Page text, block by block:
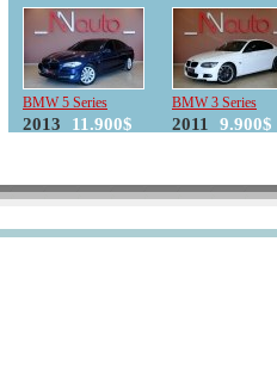
BMW 5 Series
2013 11.900$
BMW 3 Series
2011 9.900$